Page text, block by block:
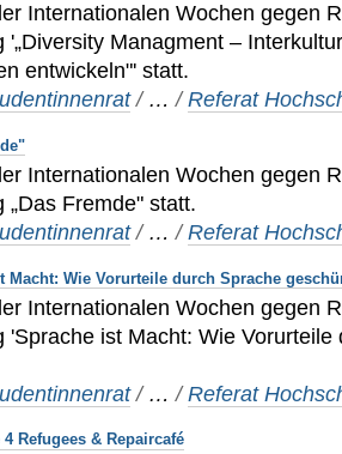
Internationalen Wochen gegen
'„Diversity Managment –
entwickeln"' statt.
/ …/Referat
Internationalen Wochen gegen
„Das Fremde" statt.
/ …/Referat
Macht: Wie Vorurteile durch Sprache
Internationalen Wochen gegen
'Sprache ist Macht: Wie
/ …/Referat
4 Refugees & Repaircafé